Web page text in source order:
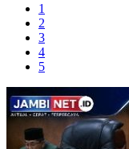
1
2
3
4
5